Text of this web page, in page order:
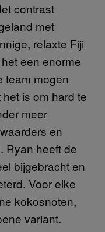
contrast
met
relaxte Fiji
een enorme
team mogen
is om hard te
meer
en
Ryan heeft de
bijgebracht en
Voor elke
kokosnoten,
variant.